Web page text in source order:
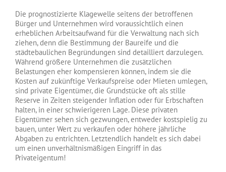
Die prognostizierte Klagewelle seitens der betroffenen
Bürger und Unternehmen wird voraussichtlich einen
erheblichen Arbeitsaufwand für die Verwaltung nach sich
ziehen, denn die Bestimmung der Baureife und die
städtebaulichen Begründungen sind detailliert darzulegen.
Während größere Unternehmen die zusätzlichen
Belastungen eher kompensieren können, indem sie die
Kosten auf zukünftige Verkaufspreise oder Mieten umlegen,
sind private Eigentümer, die Grundstücke oft als stille
Reserve in Zeiten steigender Inflation oder für Erbschaften
halten, in einer schwierigeren Lage. Diese privaten
Eigentümer sehen sich gezwungen, entweder kostspielig zu
bauen, unter Wert zu verkaufen oder höhere jährliche
Abgaben zu entrichten. Letztendlich handelt es sich dabei
um einen unverhältnismäßigen Eingriff in das
Privateigentum!